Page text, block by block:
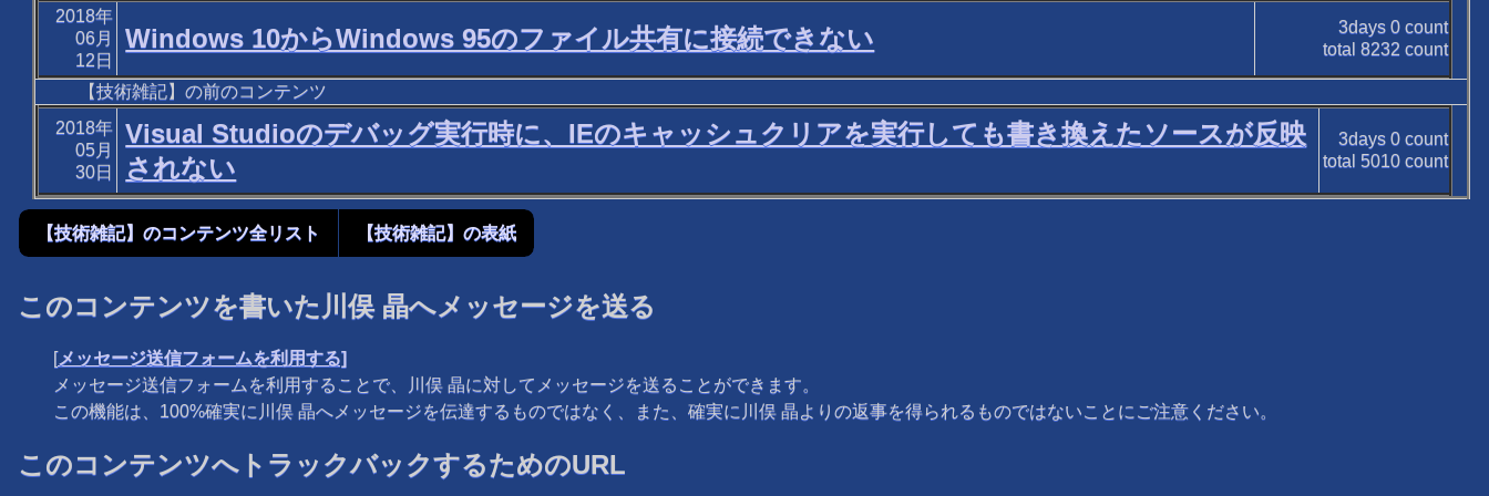
2018年
06月
12日
Windows 10からWindows 95のファイル共有に接続できない 3days 0count
total 8232 count
【技術雑記】の前のコンテンツ
2018年
05月
30日
Visual Studioのデバッグ実行時に、IEのキャッシュクリアを実行しても書き換えたソースが反映
されない
3days 0count
total 5010count
【技術雑記】のコンテンツ全リスト 【技術雑記】の表紙
このコンテンツを書いた川俣 晶へメッセージを送る
[メッセージ送信フォームを利用する]
メッセージ送信フォームを利用することで、川俣 晶に対してメッセージを送ることができます。
この機能は、100%確実に川俣 晶へメッセージを伝達するものではなく、また、確実に川俣 晶よりの返事を得られるものではないことにご注意ください。
このコンテンツへトラックバックするためのURL